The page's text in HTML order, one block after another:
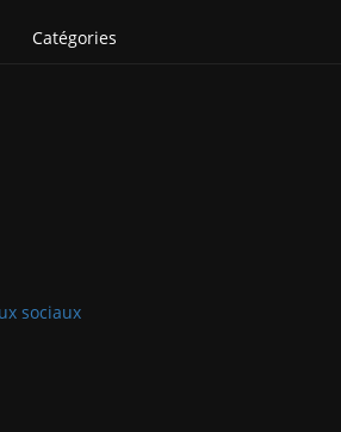
Catégories
sociaux